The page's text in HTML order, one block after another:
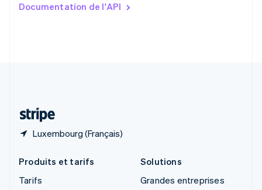
Documentation de l'API
Luxembourg (Français)
English
Produits et tarifs
Tarifs
Solutions
Grandes entreprises